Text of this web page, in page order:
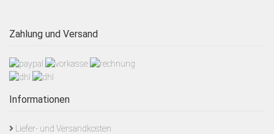
Zahlung und Versand
Informationen
Liefer- und Versandkosten